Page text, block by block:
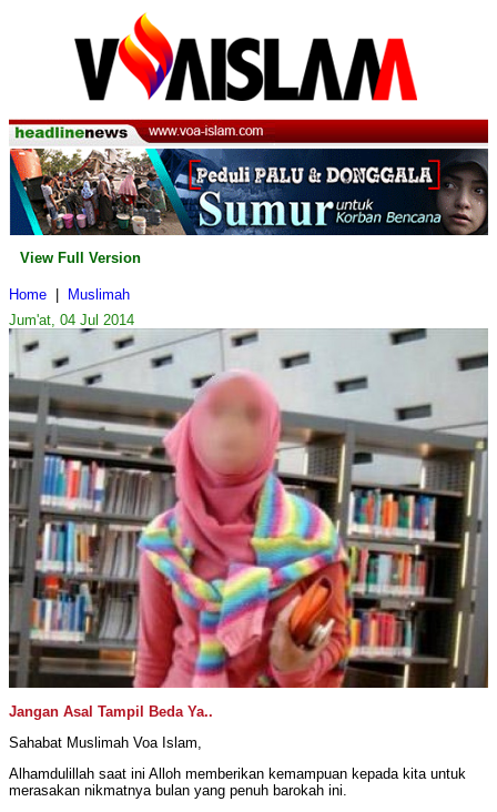
View Full Version
Home
Muslimah
Jum'at, 04 Jul 2014
Jangan Asal Tampil Beda Ya..
Sahabat Muslimah Voa Islam,
Alhamdulillah saat ini Alloh memberikan kemampuan kepada kita untuk
merasakan nikmatnya bulan yang penuh barokah ini.